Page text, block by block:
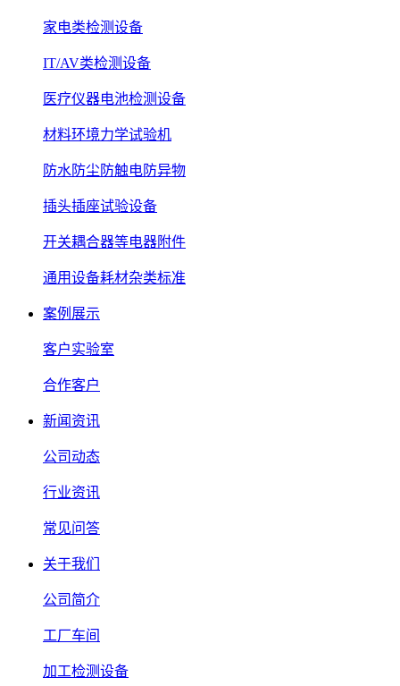
家电类检测设备
IT/AV类检测设备
医疗仪器电池检测设备
材料环境力学试验机
防水防尘防触电防异物
插头插座试验设备
开关耦合器等电器附件
通用设备耗材杂类标准
案例展示
客户实验室
合作客户
新闻资讯
公司动态
行业资讯
常见问答
关于我们
公司简介
工厂车间
加工检测设备